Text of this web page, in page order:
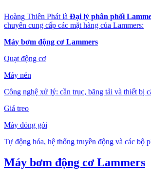
Hoàng Thiên Phát là Đại lý phân phối
chuyên cung cấp các mặt hàng của Lammers:
Máy bơm động cơ Lammers
Quạt động cơ
Máy nén
Công nghệ xử lý: cần trục, băng tải và thiết bị
Giá treo
Máy đóng gói
Tự động hóa, hệ thống truyền động và các bộ
Máy bơm động cơ Lammers